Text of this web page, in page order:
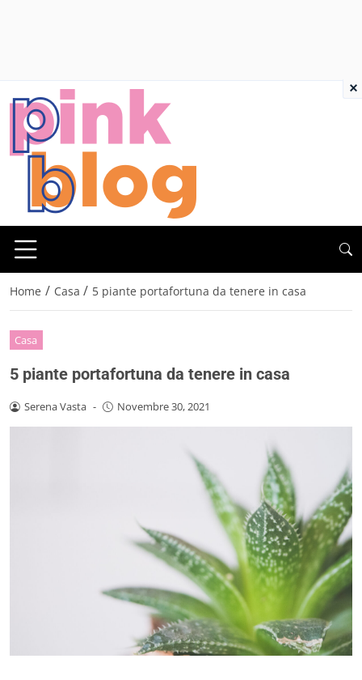
Home / Casa / 5 piante portafortuna da tenere in casa
Casa
5 piante portafortuna da tenere in casa
Serena Vasta - Novembre 30, 2021
×